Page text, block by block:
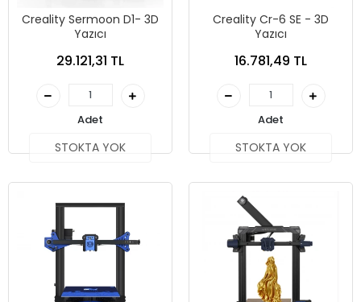
Creality Sermoon D1- 3D
Yazıcı
29.121,31 TL
Adet
STOKTA YOK
Creality Cr-6 SE - 3D
Yazıcı
16.781,49 TL
Adet
STOKTA YOK